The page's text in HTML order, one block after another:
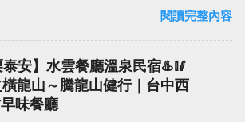
。 阿罩霧位於山邊，可能因此而改名為「
大正九年（民國九年、西元 1920 年）廢貓
時，改稱阿罩霧庄為霧峰莊。 【如何前
自中二高霧峰交流道下，即達台灣省議會
是世界文化與自然遺產雙重遺產地，曾被
星旅遊指南 》評為「 全球十大最幸福地方
一。 武夷山還具有豐富的歷史文化遺產，
傳說、懸棺文化讓這裡的山水更多了一分
之氣。 武夷山 亦稱 武彝山 ，武夷山脈北
名勝區，國家5A級旅遊景區。 泰山的主峰
皇頂 」海拔1545米，氣勢雄偉磅礴，有「
之首 」、「 天下第一山 」的之稱。在漢族
文化中，泰山一直有「五嶽獨尊」的美
自秦始皇封禪泰山後，歷朝歷代帝王不斷
山封禪和祭祀，並且在泰山上下建廟塑
閱讀完整內容
泰安】水雲餐廳溫泉民宿♨️🥢
龍山～騰龍山健行｜台中西
味餐廳